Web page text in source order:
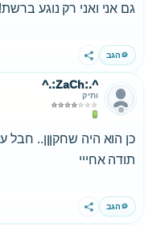
גם אני ואני רק נוגע ברשת!
הגב שתף
^.:ZaCh:.^
ותיק
כן הוא היה שחקןןן.. חבל
תודה אחייי
הגב שתף